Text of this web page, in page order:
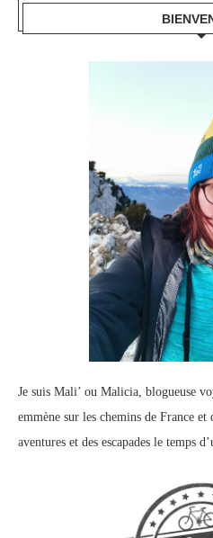
Je suis Mali’ ou Malicia, blogueuse
emmène sur les chemins de France
aventures et des escapades le temps